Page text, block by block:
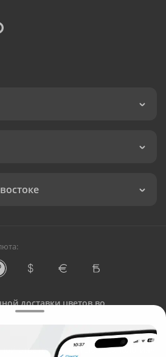
доставки цветов во
ответственностью «Технология»